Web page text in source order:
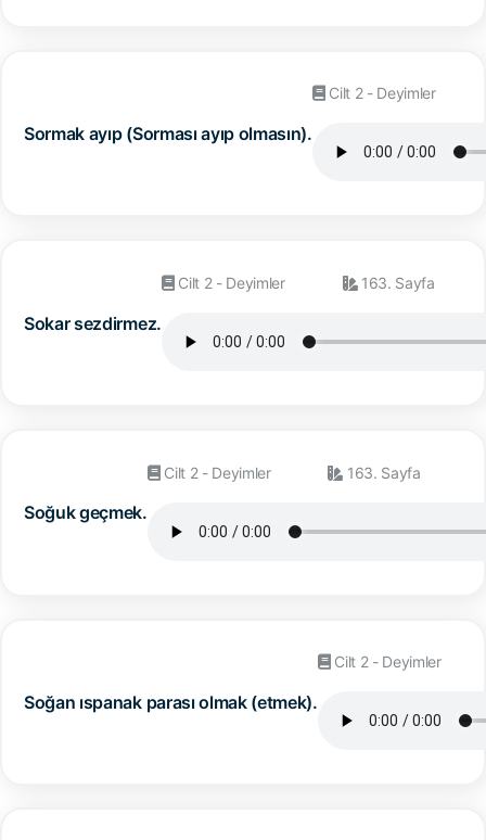
Sormak ayıp (Sorması ayıp olmasın).
Cilt 2 - Deyimler
Sokar sezdirmez.
Cilt 2 - Deyimler 163. Sayfa
Soğuk geçmek.
Cilt 2 - Deyimler 163. Sayfa
Soğan ıspanak parası olmak (etmek).
Cilt 2 - Deyimler